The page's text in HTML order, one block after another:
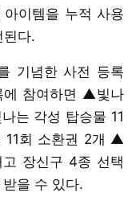
이템을 누적 사용
된다.
기념한 사전 등록
에 참여하면 ▲빛나
는 각성 탑승물 11
11회 소환권 2개 ▲
장신구 4종 선택
을 수 있다.